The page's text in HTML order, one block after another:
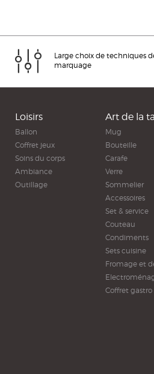
Large choix de techniques
marquage
Loisirs
Ballon
Coffret jeux
Soins du corps
Ambiance
Outillage
Art de la
Mug
Bouteille
Carafe
Verre
Sommelier
Accessoires
Set & service
Couteau
Condiments
Sets cuisine
Fromage et
Coffret gastro